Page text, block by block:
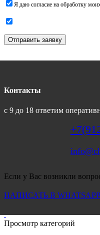
Я даю согласие на обработку
Отправить заявку
Контакты
с 9 до 18 ответим
Если у Вас возникли
НАПИСАТЬ В WHATSAPP
Просмотр категорий